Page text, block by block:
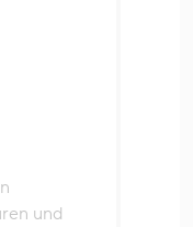
und